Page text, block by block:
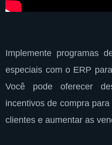
Implemente programas
especiais com o ERP
Você pode oferecer
incentivos de compra
clientes e aumentar as